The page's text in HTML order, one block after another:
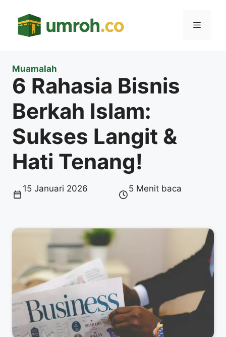
Menu
Muamalah
6 Rahasia Bisnis
Berkah Islam:
Sukses Langit &
Hati Tenang!
15 Januari 2026 5 Menit baca